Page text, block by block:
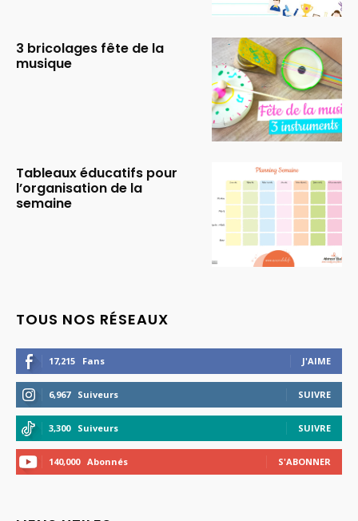
3 bricolages fête de la
musique
Tableaux éducatifs pour
l’organisation de la
semaine
TOUS NOS RÉSEAUX
17,215 Fans J'AIME
6,967 Suiveurs SUIVRE
3,300 Suiveurs SUIVRE
140,000 Abonnés S'ABONNER